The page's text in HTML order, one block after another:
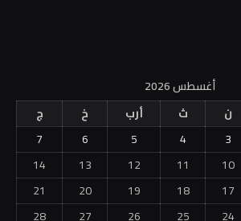
أغسطس 2026
ن ث أرب خ
ج
3
4
5
6
7
10
11
12
13
14
17
18
19
20
21
24
25
26
27
28